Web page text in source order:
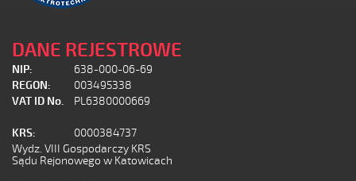
DANE REJESTROWE
NIP:
638-000-06-69
REGON:
003495338
VAT ID No.
PL6380000669
KRS:
0000384737
Wydz. VIII Gospodarczy KRS
Sądu Rejonowego w Katowicach